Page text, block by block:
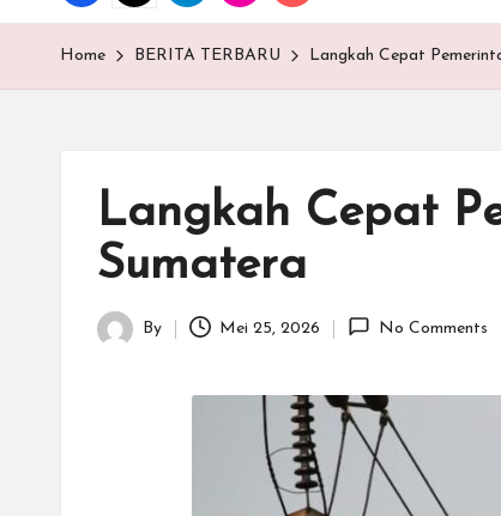
E
M
Home BERITA TERBARU Langkah Cepat
Langkah Cepat
Sumatera
Posted
By Mei 25, 2026 No Comments